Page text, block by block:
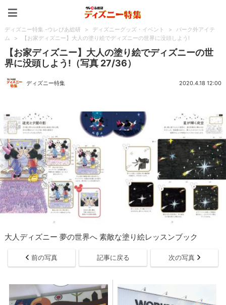
ディズニー特集 -ウレぴあ総研 > ディズニーグッズ・イベント >
パーク外アイテ
ム
> 【お家ディズニー】大人の塗り絵でディズニーの世界に没頭しよう!
【お家ディズニー】大人の塗り絵でディズニーの世
界に没頭しよう!（写真 27/36）
ディズニー特集 2020.4.18 12:00
大人ディズニー 夢の世界へ 素敵な塗り絵レッスンブック
前の写真 記事に戻る 次の写真